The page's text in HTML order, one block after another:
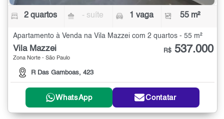
2 quartos - suíte 1 vaga 55 m²
Apartamento à Venda na Vila Mazzei com 2 quartos - 55 m²
Vila Mazzei
Zona Norte - São Paulo
R Das Gamboas, 423
R$ 537.000
WhatsApp Contatar